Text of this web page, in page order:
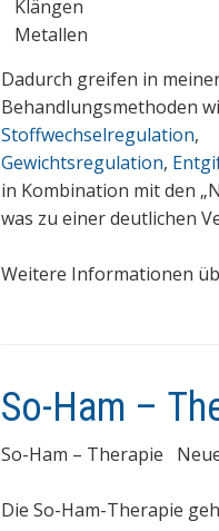
Klängen
Metallen
Dadurch greifen in
Behandlungsmethoden
Stoffwechselregulation,
Gewichtsregulation,
in Kombination mit den
was zu einer deutlichen
Weitere Informationen
So-Ham –
So-Ham – Therapie
Die So-Ham-Therapie